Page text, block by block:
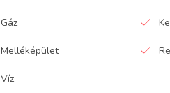
Gáz
Melléképület
Víz